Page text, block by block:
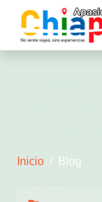
Inicio Blog